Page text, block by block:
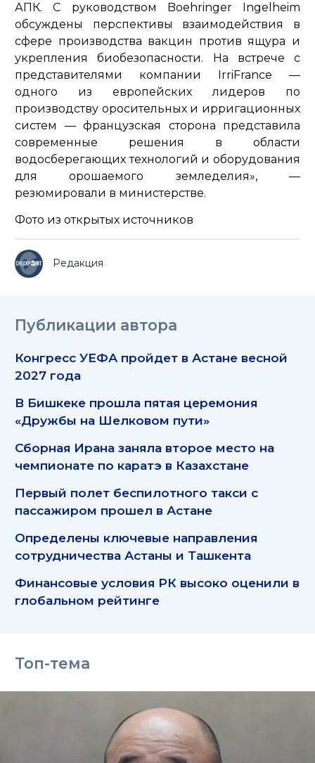
АПК. С руководством Boehringer Ingelheim
обсуждены перспективы взаимодействия в
сфере производства вакцин против ящура и
укрепления биобезопасности. На встрече с
представителями компании IrriFrance —
одного из европейских лидеров по
производству оросительных и ирригационных
систем — французская сторона представила
современные решения в области
водосберегающих технологий и оборудования
для орошаемого земледелия»,—
резюмировали в министерстве.
Фото из открытых источников
Редакция
Публикации автора
Конгресс УЕФА пройдет в Астане весной
2027 года
В Бишкеке прошла пятая церемония
«Дружбы на Шелковом пути»
Сборная Ирана заняла второе место на
чемпионате по каратэ в Казахстане
Первый полет беспилотного такси с
пассажиром прошел в Астане
Определены ключевые направления
сотрудничества Астаны и Ташкента
Финансовые условия РК высоко оценили в
глобальном рейтинге
Топ-тема